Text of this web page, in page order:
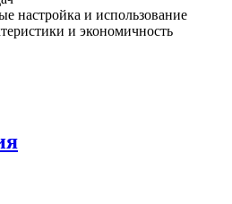
настройка и использование
и экономичность